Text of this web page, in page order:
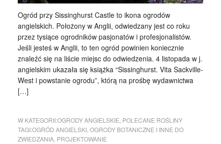
Ogród przy Sissinghurst Castle to ikona ogrodów
angielskich. Położony w Anglii, odwiedzany jest co roku
przez tysiące ogrodników pasjonatów i profesjonalistów.
Jeśli jesteś w Anglii, to ten ogród powinien koniecznie
znaleźć się na liście miejsc do odwiedzenia. 4 listopada w j.
angielskim ukazała się książka “Sissinghurst. Vita Sackville-
West i powstanie ogrodu”, którą na prośbę wydawnictwa
[…]
W KATEGORII:OGRODY ANGIELSKIE POLECANE ROŚLINY
TAGI:OGRÓD ANGIELSKI, OGRODY BOTANICZNE I INNE DO
ZWIEDZANIA, PROJEKTOWANIE